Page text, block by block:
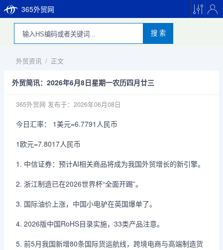
365外贸网
搜 索
外贸资讯 / 正文
外贸简讯：2026年6月8日星期一农历四月廿三
365外贸网 发布于：2026年06月08日
今日汇率： 1美元=6.7791人民币
1欧元=7.8017人民币
1. 中信证券：预计AI相关商品将成为我国外贸增长的新引擎。
2. 浙江制造已在2026世界杯“全面开踢”。
3. 国际油价上涨，中国小电驴在英国爆单了。
4. 2026版中国RoHS目录实施，33类产品注意。
5. 前5月我国新增80条国际货运航线，跨境电商与高端制造货